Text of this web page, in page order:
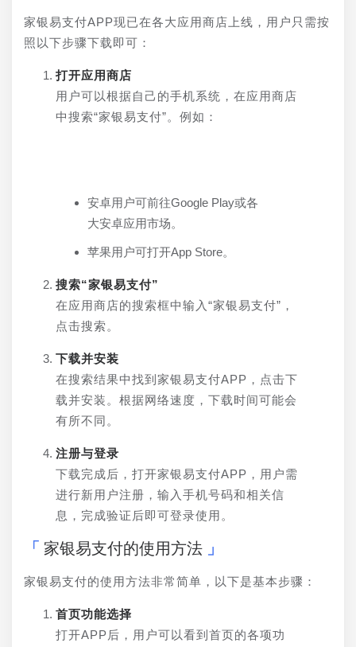
家银易支付APP现已在各大应用商店上线，用户只需按
照以下步骤下载即可：
打开应用商店
用户可以根据自己的手机系统，在应用商店
中搜索“家银易支付”。例如：
安卓用户可前往Google Play或各
大安卓应用市场。
苹果用户可打开App Store。
搜索“家银易支付”
在应用商店的搜索框中输入“家银易支付”，
点击搜索。
下载并安装
在搜索结果中找到家银易支付APP，点击下
载并安装。根据网络速度，下载时间可能会
有所不同。
注册与登录
下载完成后，打开家银易支付APP，用户需
进行新用户注册，输入手机号码和相关信
息，完成验证后即可登录使用。
家银易支付的使用方法
家银易支付的使用方法非常简单，以下是基本步骤：
首页功能选择
打开APP后，用户可以看到首页的各项功